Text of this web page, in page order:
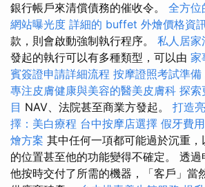
銀行帳戶來清償債務的催收令。 全方位
網站曝光度 詳細的 buffet 外燴價格資
款，則會啟動強制執行程序。 私人居家
發起的執行可以有多種類型，可以由 家
賓簽證申請詳細流程 按摩證照考試準備
專注皮膚健康與美容的醫美皮膚科 探索
目 NAV、法院甚至商業方發起。 打造
擇：美白療程 台中按摩店選擇 假牙費
燴方案 其中任何一項都可能過於沉重
的位置甚至他的功能變得不確定。 透過
他按時交付了所需的機器，「客戶」當